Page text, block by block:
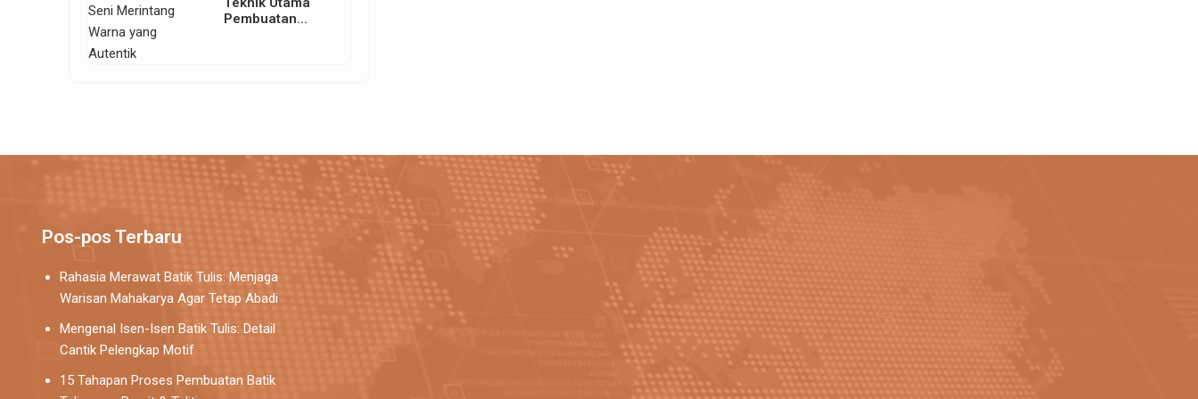
Pembuatan
Pos-pos Terbaru
Rahasia Merawat Batik Tulis: Menjaga
Warisan Mahakarya Agar Tetap Abadi
Mengenal Isen-Isen Batik Tulis: Detail
Cantik Pelengkap Motif
15 Tahapan Proses Pembuatan Batik